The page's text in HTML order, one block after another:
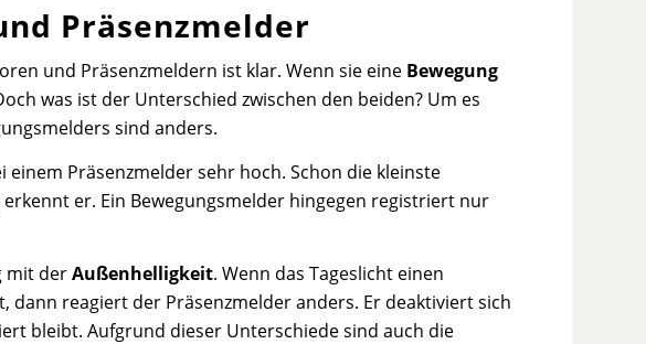
Präsenzmelder
und Präsenzmeldern ist klar. Wenn sie eine Bewegung
was ist der Unterschied zwischen den beiden? Um es
sind anders.
einem Präsenzmelder sehr hoch. Schon die kleinste
er. Ein Bewegungsmelder hingegen registriert nur
mit derAußenhelligkeit. Wenn das Tageslicht einen
reagiert der Präsenzmelder anders. Er deaktiviert sich
bleibt. Aufgrund dieser Unterschiede sind auch die